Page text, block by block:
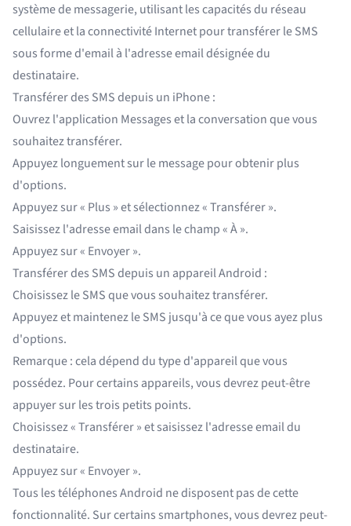
système de messagerie, utilisant les capacités du réseau
cellulaire et la connectivité Internet pour transférer le SMS
sous forme d'email à l'adresse email désignée du
destinataire.
Transférer des SMS depuis un iPhone :
Ouvrez l'application Messages et la conversation que vous
souhaitez transférer.
Appuyez longuement sur le message pour obtenir plus
d'options.
Appuyez sur « Plus » et sélectionnez « Transférer ».
Saisissez l'adresse email dans le champ « À ».
Appuyez sur « Envoyer ».
Transférer des SMS depuis un appareil Android :
Choisissez le SMS que vous souhaitez transférer.
Appuyez et maintenez le SMS jusqu'à ce que vous ayez plus
d'options.
Remarque : cela dépend du type d'appareil que vous
possédez. Pour certains appareils, vous devrez peut-être
appuyer sur les trois petits points.
Choisissez « Transférer » et saisissez l'adresse email du
destinataire.
Appuyez sur « Envoyer ».
Tous les téléphones Android ne disposent pas de cette
fonctionnalité. Sur certains smartphones, vous devrez peut-